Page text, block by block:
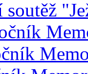
soutěž